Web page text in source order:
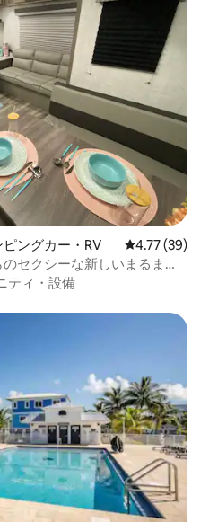
ングカー・RV レビュー39
4.77 (39)
セクシーな新しいまるまる
ティ・設備